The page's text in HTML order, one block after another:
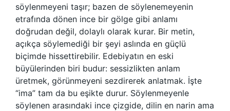
söylenmeyeni taşır; bazen de söylenemeyenin
etrafında dönen ince bir gölge gibi anlamı
doğrudan değil, dolaylı olarak kurar. Bir metin,
açıkça söylemediği bir şeyi aslında en güçlü
biçimde hissettirebilir. Edebiyatın en eski
büyülerinden biri budur: sessizlikten anlam
üretmek, görünmeyeni sezdirerek anlatmak. İşte
“ima” tam da bu eşikte durur. Söylenmeyenle
söylenen arasındaki ince çizgide, dilin en narin ama